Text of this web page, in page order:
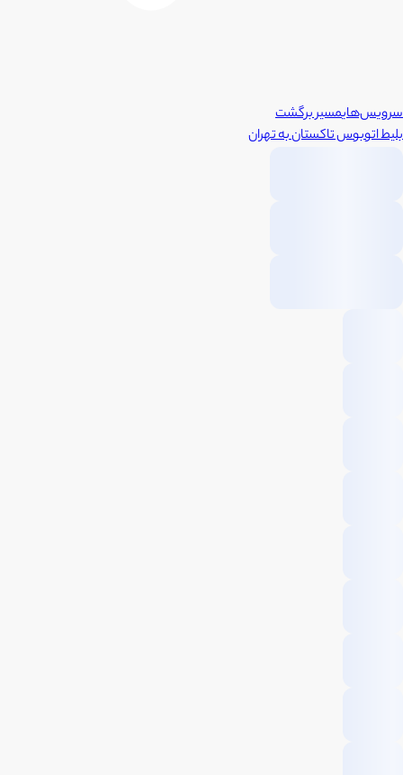
سرویس‌هایمسیر برگشت
بلیط اتوبوستاکستانبهتهران